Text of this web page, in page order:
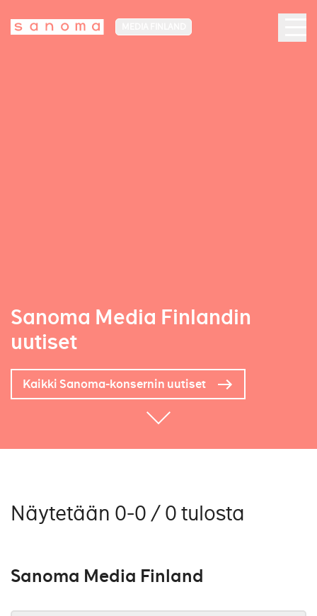
Sanoma Media Finlandin
uutiset
Kaikki Sanoma-konsernin uutiset
Näytetään 0-0 / 0 tulosta
Sanoma Media Finland